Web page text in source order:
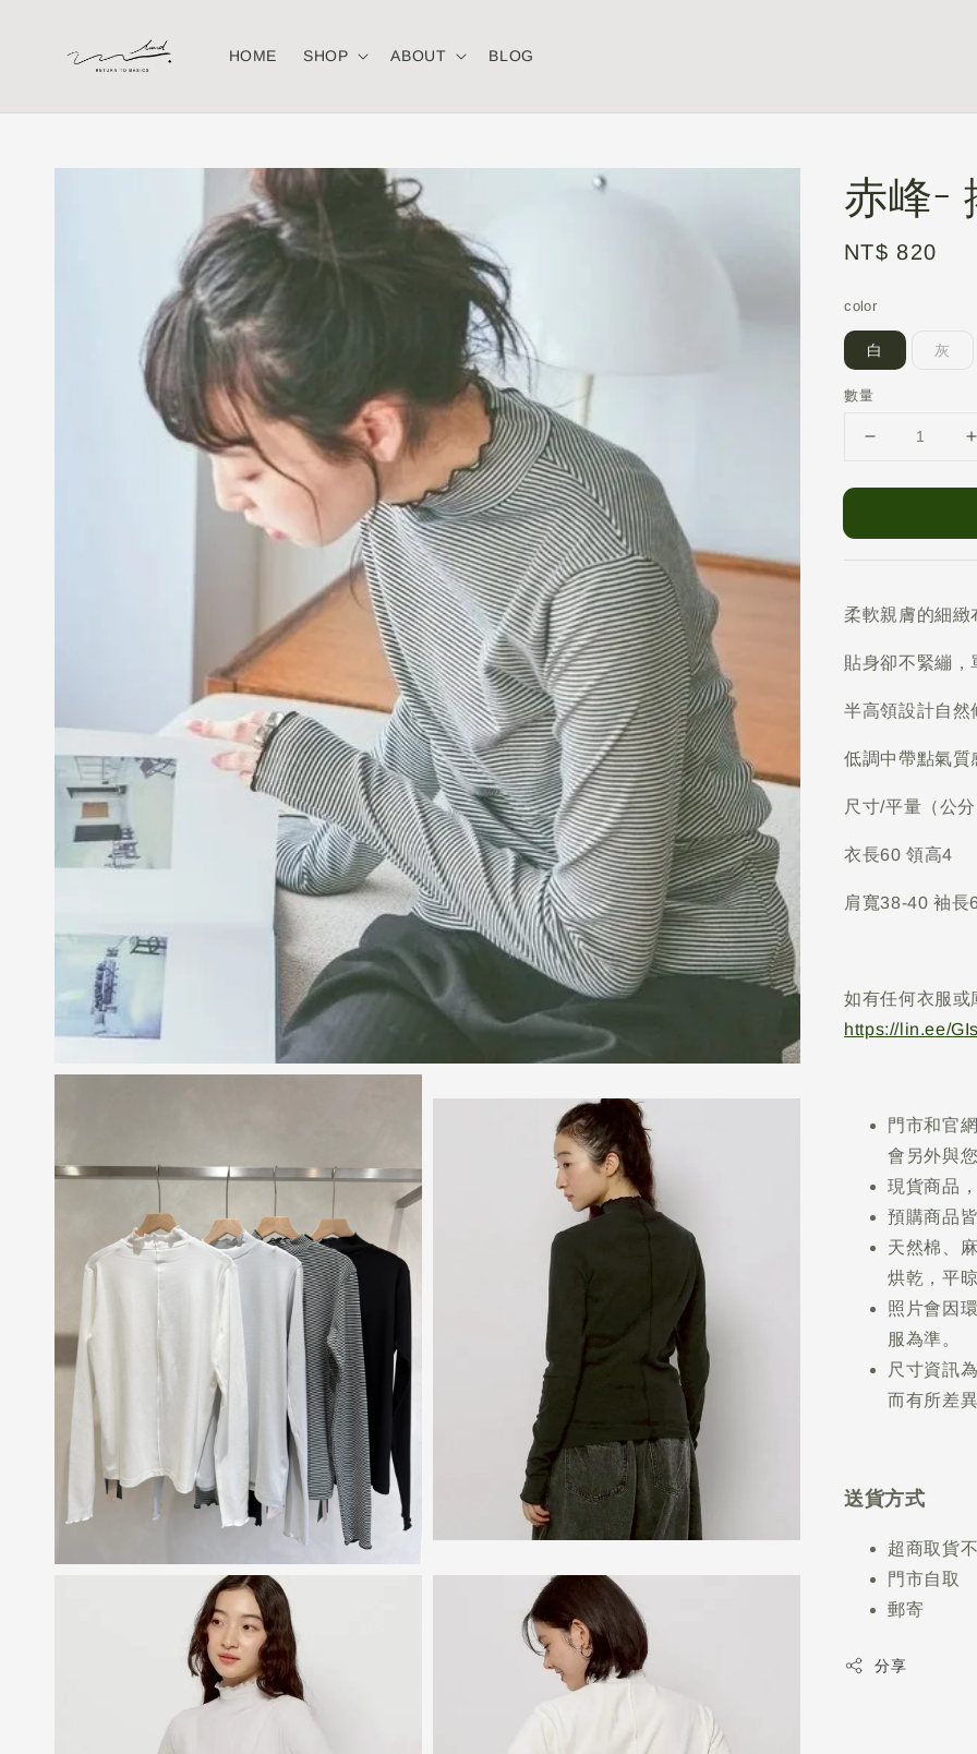
HOME SHOP ABOUT BLOG
赤峰-
Regular
NT$ 820
color
白 灰
數量
柔軟親膚的細緻
貼身卻不緊繃
半高領設計自然
低調中帶點氣質
尺寸/平量（公
衣長60 領高4
肩寬38-40 袖
如有任何衣服
https://lin.ee/
門市和官
會另外與
現貨商品
預購商品
天然棉、
烘乾，平
照片會因
服為準。
尺寸資訊
而有所差
送貨方式
超商取貨
門市自取
郵寄
分享